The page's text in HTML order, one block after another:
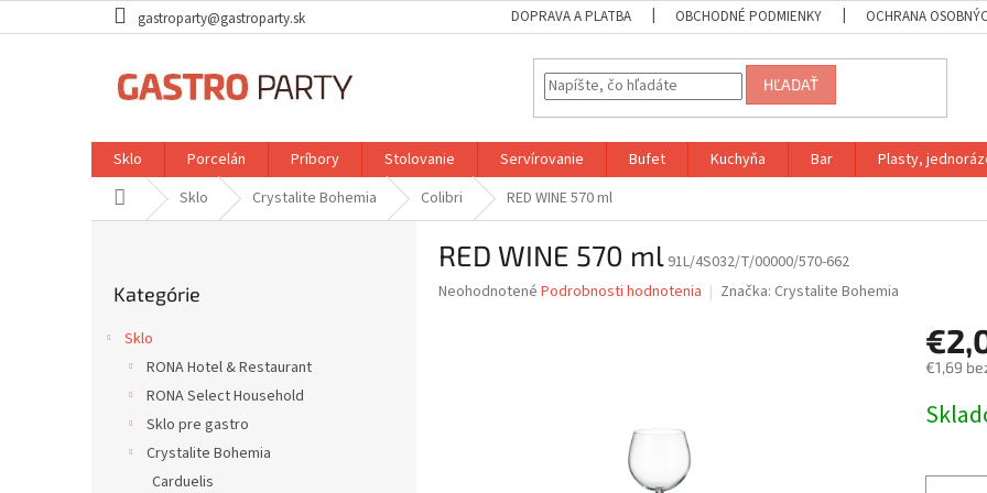
na
gastroparty@gastroparty.sk DOPRAVA A PLATBA OBCHODNÉ PODMIENKY OCHRANA
HĽADAŤ
Sklo Porcelán Príbory Stolovanie Servírovanie Bufet Kuchyňa Bar Plasty,
DomovSklo Crystalite Bohemia Colibri RED WINE 570 ml
kategórie
Kategórie
Sklo
RONA Hotel & Restaurant
RONA Select Household
Sklo pre gastro
Crystalite Bohemia
Carduelis
RED WINE 570 ml 91L/4S032/T/00000/570-662
Priemerné
Neohodnotené Podrobnosti hodnotenia Značka: Crystalite Bohemia
€1,69
cena: